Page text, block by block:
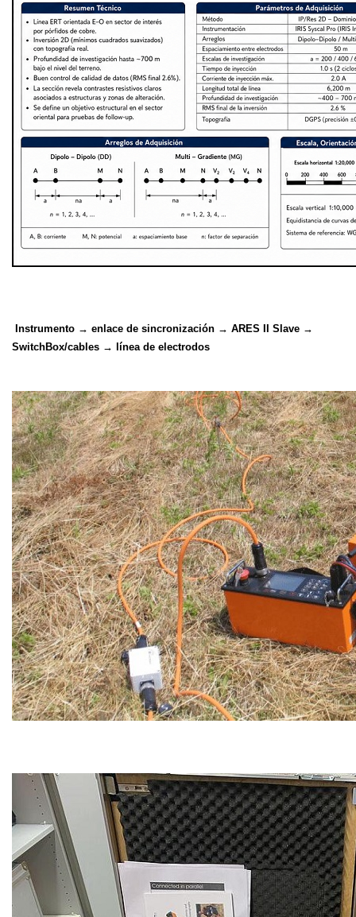
Instrumento → enlace de sincronización → ARES II Slave →
SwitchBox/cables → línea de electrodos